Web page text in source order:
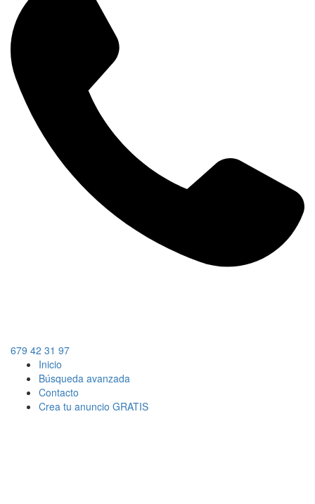
679 42 31 97
Inicio
Búsqueda avanzada
Contacto
Crea tu anuncio GRATIS